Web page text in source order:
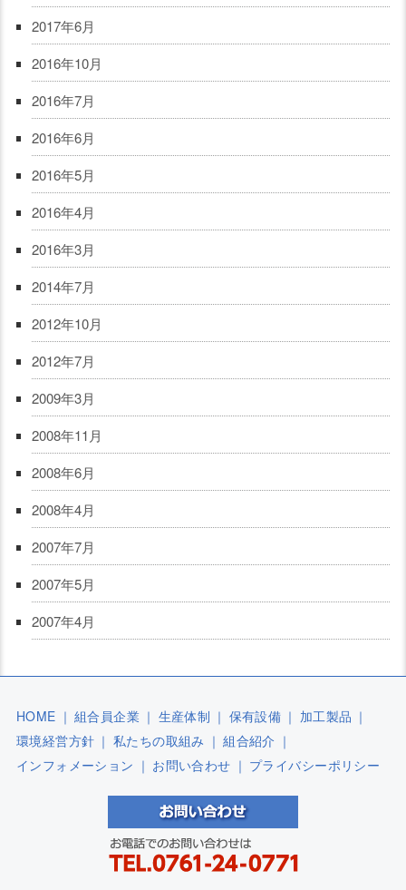
2017年6月
2016年10月
2016年7月
2016年6月
2016年5月
2016年4月
2016年3月
2014年7月
2012年10月
2012年7月
2009年3月
2008年11月
2008年6月
2008年4月
2007年7月
2007年5月
2007年4月
HOME ｜ 組合員企業 ｜ 生産体制 ｜ 保有設備 ｜ 加工製品 ｜
環境経営方針 ｜ 私たちの取組み ｜ 組合紹介 ｜
インフォメーション ｜ お問い合わせ ｜ プライバシーポリシー